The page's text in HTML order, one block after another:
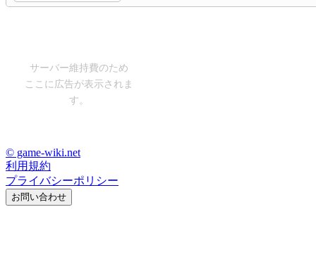
サーバー維持費のため
ここに広告が表示されま
す。
© game-wiki.net
利用規約
プライバシーポリシー
お問い合わせ